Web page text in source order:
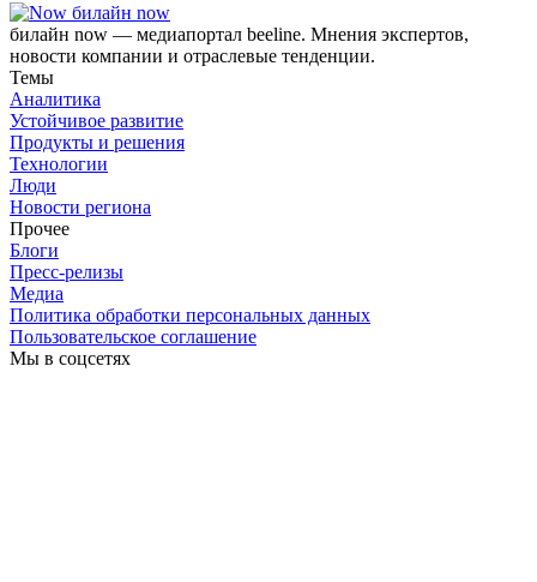
билайн now
билайн now — медиапортал beeline. Мнения экспертов,
новости компании и отраслевые тенденции.
Темы
Аналитика
Устойчивое развитие
Продукты и решения
Технологии
Люди
Новости региона
Прочее
Блоги
Пресс-релизы
Медиа
Политика обработки персональных данных
Пользовательское соглашение
Мы в соцсетях